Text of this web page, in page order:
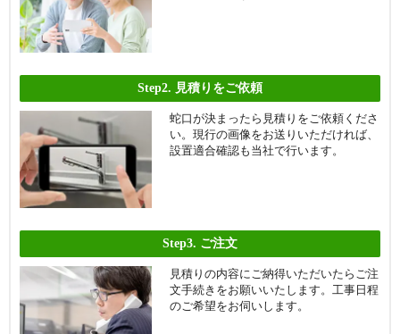
Step2. 見積りをご依頼
蛇口が決まったら見積りをご依頼くださ
い。現行の画像をお送りいただければ、
設置適合確認も当社で行います。
Step3. ご注文
見積りの内容にご納得いただいたらご注
文手続きをお願いいたします。工事日程
のご希望をお伺いします。